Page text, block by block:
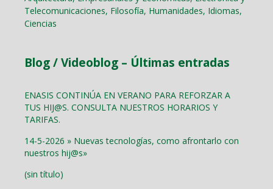
Telecomunicaciones, Filosofía, Humanidades, Idiomas,
Ciencias
Blog / Videoblog – Últimas entradas
ENASIS CONTINÚA EN VERANO PARA REFORZAR A
TUS HIJ@S. CONSULTA NUESTROS HORARIOS Y
TARIFAS.
14-5-2026 » Nuevas tecnologías, como afrontarlo con
nuestros hij@s»
(sin título)